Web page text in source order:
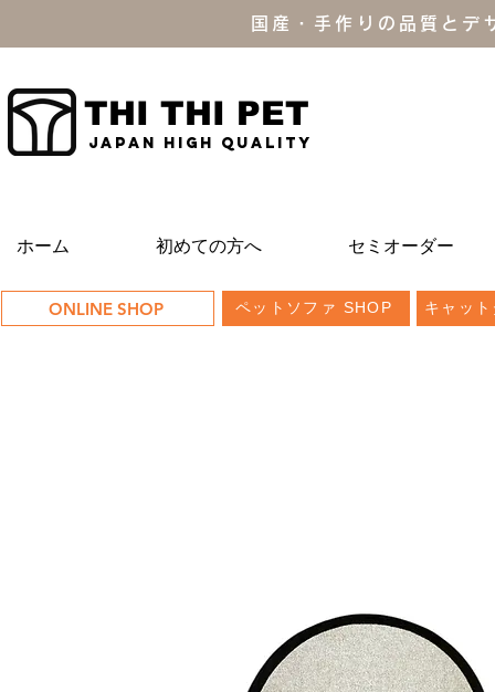
国産・手作りの品質と
THI THI PET
JAPAN high quality
ホーム 初めての方へ セミオーダー
ONLINE SHOP ペットソファ SHOP キャッ